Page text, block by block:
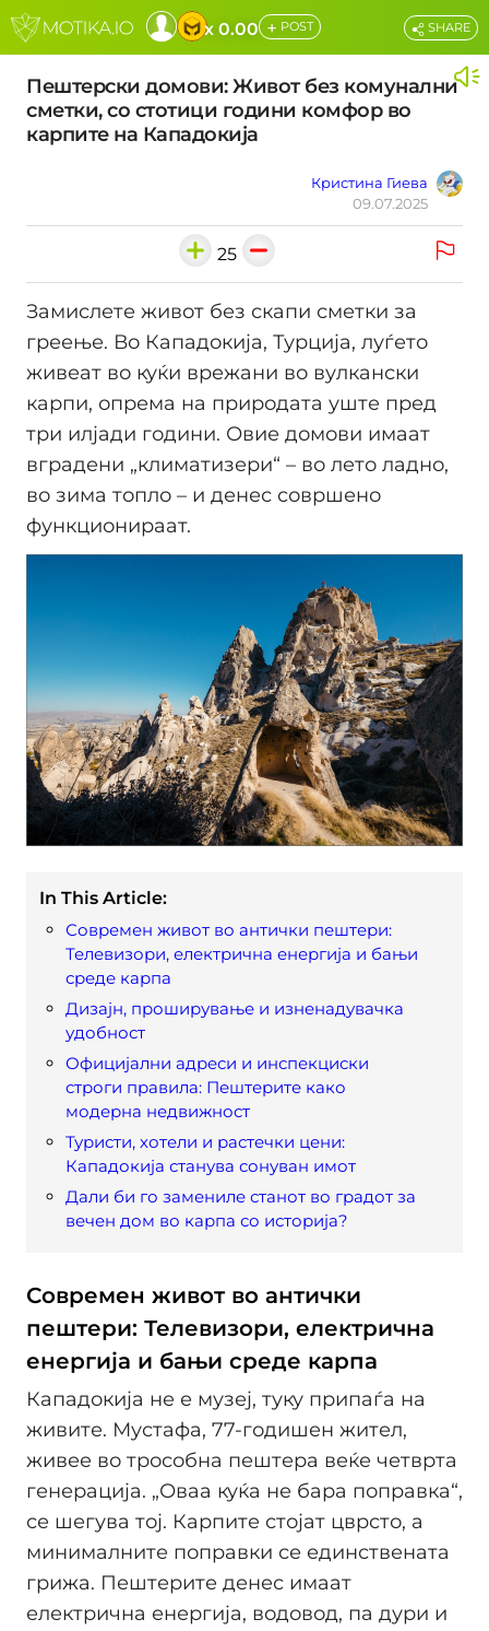
x 0.00 + POST
Пештерски домови: Живот без комунални
сметки, со стотици години комфор во
карпите на Кападокија
Кристина Гиева
09.07.2025
SHARE
25
Замислете живот без скапи сметки за
греење. Во Кападокија, Турција, луѓето
живеат во куќи врежани во вулкански
карпи, опрема на природата уште пред
три илјади години. Овие домови имаат
вградени „климатизери“ – во лето ладно,
во зима топло – и денес совршено
функционираат.
In This Article:
Современ живот во антички пештери:
Телевизори, електрична енергија и бањи
среде карпа
Дизајн, проширување и изненадувачка
удобност
Официјални адреси и инспекциски
строги правила: Пештерите како
модерна недвижност
Туристи, хотели и растечки цени:
Кападокија станува сонуван имот
Дали би го замениле станот во градот за
вечен дом во карпа со историја?
Современ живот во антички
пештери: Телевизори, електрична
енергија и бањи среде карпа
Кападокија не е музеј, туку припаѓа на
живите. Мустафа, 77-годишен жител,
живее во трособна пештера веќе четврта
генерација. „Оваа куќа не бара поправка“,
се шегува тој. Карпите стојат цврсто, а
минималните поправки се единствената
грижа. Пештерите денес имаат
електрична енергија, водовод, па дури и